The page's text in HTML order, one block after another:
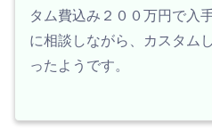
タム費込み２００万円で入
に相談しながら、カスタム
ったようです。